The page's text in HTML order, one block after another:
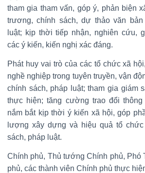
tham gia tham vấn, góp ý, phản biện
trương, chính sách, dự thảo văn
luật; kịp thời tiếp nhận, nghiên cứu,
các ý kiến, kiến nghị xác đáng.
Phát huy vai trò của các tổ chức xã
nghề nghiệp trong tuyên truyền, vận
chính sách, pháp luật; tham gia giám
thực hiện; tăng cường trao đổi
nắm bắt kịp thời ý kiến xã hội, góp
lượng xây dựng và hiệu quả tổ
sách, pháp luật.
Chính phủ, Thủ tướng Chính phủ, Phó
phủ, các thành viên Chính phủ thực